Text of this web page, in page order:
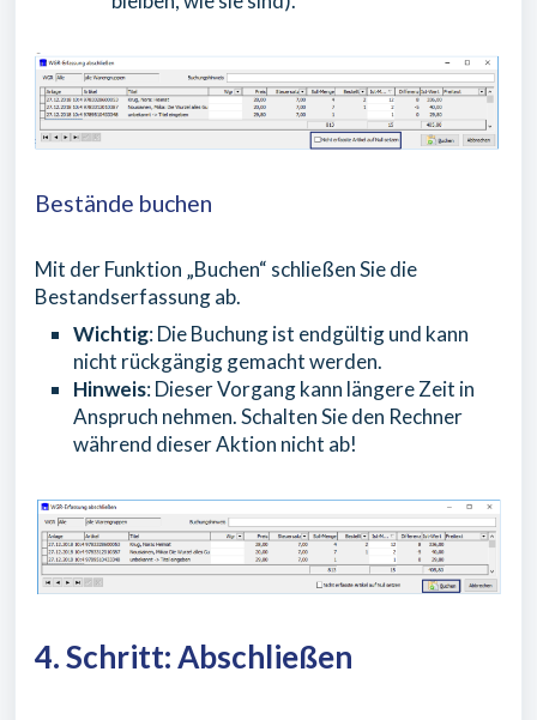
Bestände buchen
Mit der Funktion „Buchen“ schließen Sie die
Bestandserfassung ab.
Wichtig: Die Buchung ist endgültig und kann
nicht rückgängig gemacht werden.
Hinweis: Dieser Vorgang kann längere Zeit in
Anspruch nehmen. Schalten Sie den Rechner
während dieser Aktion nicht ab!
4. Schritt: Abschließen